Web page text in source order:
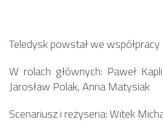
Teledysk powstał we
W rolach głównych: Paweł
Jarosław Polak, Anna Matysiak
Scenariusz i reżyseria: Witek